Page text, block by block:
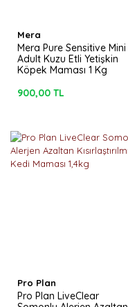
Mera
Mera Pure Sensitive Mini
Adult Kuzu Etli Yetişkin
Köpek Maması 1 Kg
900,00 TL
Pro Plan
Pro Plan LiveClear